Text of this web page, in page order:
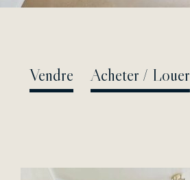
Vendre Acheter / Louer